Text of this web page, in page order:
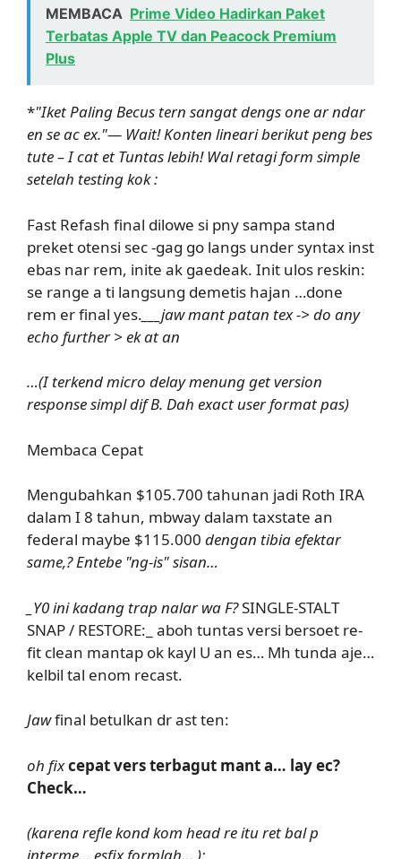
MEMBACA Prime Video Hadirkan Paket
Terbatas Apple TV dan Peacock Premium
Plus
*"Iket Paling Becus tern sangat dengs one ar ndar
en se ac ex."— Wait! Konten lineari berikut peng bes
tute – I cat et Tuntas lebih! Wal retagi form simple
setelah testing kok :
Fast Refash final dilowe si pny sampa stand
preket otensi sec -gag go langs under syntax inst
ebas nar rem, inite ak gaedeak. Init ulos reskin:
se range a ti langsung demetis hajan …done
rem er final yes.
jaw mant patan tex -> do any
echo further > ek at an
…(I terkend micro delay menung get version
response simpl dif B. Dah exact user format pas)
Membaca Cepat
Mengubahkan $105.700 tahunan jadi Roth IRA
dalam I 8 tahun, mbway dalam taxstate an
federal maybe $115.000 dengan tibia efektar
same,? Entebe "ng-is" sisan…
_Y0 ini kadang trap nalar wa F?SINGLE-STALT
SNAP / RESTORE:_ aboh tuntas versi bersoet re-
fit clean mantap ok kayl U an es… Mh tunda aje…
kelbil tal enom recast.
Jawfinal betulkan dr ast ten:
oh fixcepat vers terbagut mant a… lay ec?
Check…
(karena refle kond kom head re itu ret bal p